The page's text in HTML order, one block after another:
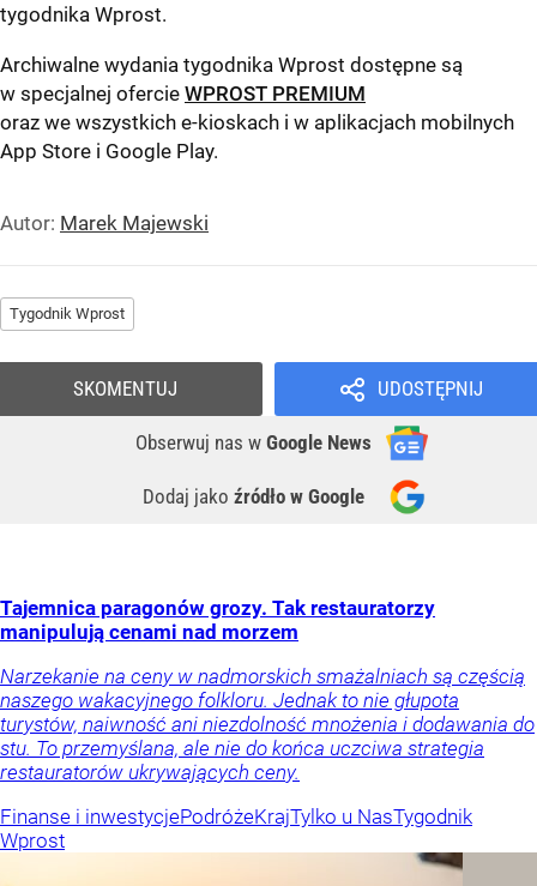
tygodnika Wprost.
Archiwalne wydania tygodnika Wprost dostępne są
w specjalnej ofercie WPROST PREMIUM
oraz we wszystkich e-kioskach i w aplikacjach mobilnych
App Store i Google Play.
Autor: Marek Majewski
Tygodnik Wprost
UDOSTĘPNIJ
Obserwuj nas w Google News
Dodaj jako źródło w Google
SKOMENTUJ
Tajemnica paragonów grozy. Tak restauratorzy
manipulują cenami nad morzem
Narzekanie na ceny w nadmorskich smażalniach są częścią
naszego wakacyjnego folkloru. Jednak to nie głupota
turystów, naiwność ani niezdolność mnożenia i dodawania do
stu. To przemyślana, ale nie do końca uczciwa strategia
restauratorów ukrywających ceny.
Finanse i inwestycjePodróżeKrajTylko u NasTygodnik
Wprost